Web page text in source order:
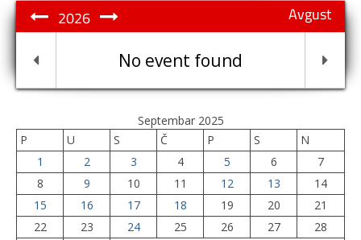
Avgust
2026
No event found
Septembar 2025
P
U S Č P S
N
1
2 3 4 5 6
7
8
9 10 11 12 13
14
15
16 17 18 19 20
21
22
23 24 25 26 27
28